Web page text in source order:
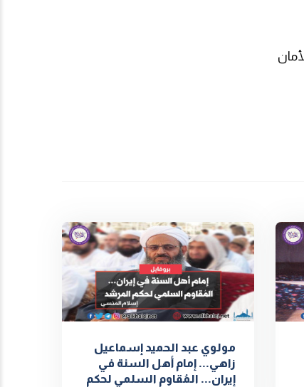
مولوي عبد الحميد إسماعيل
زاهي... إمام أهل السنة في
إيران... المُقاوم السلمي لحكم